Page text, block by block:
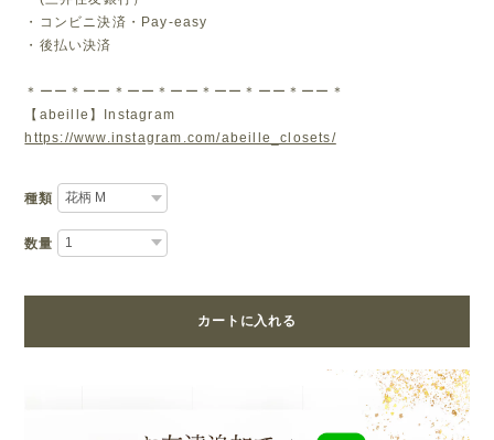
・コンビニ決済・Pay-easy
・後払い決済
＊ーー＊ーー＊ーー＊ーー＊ーー＊ーー＊ーー＊
【abeille】Instagram
https://www.instagram.com/abeille_closets/
種類
数量
カートに入れる